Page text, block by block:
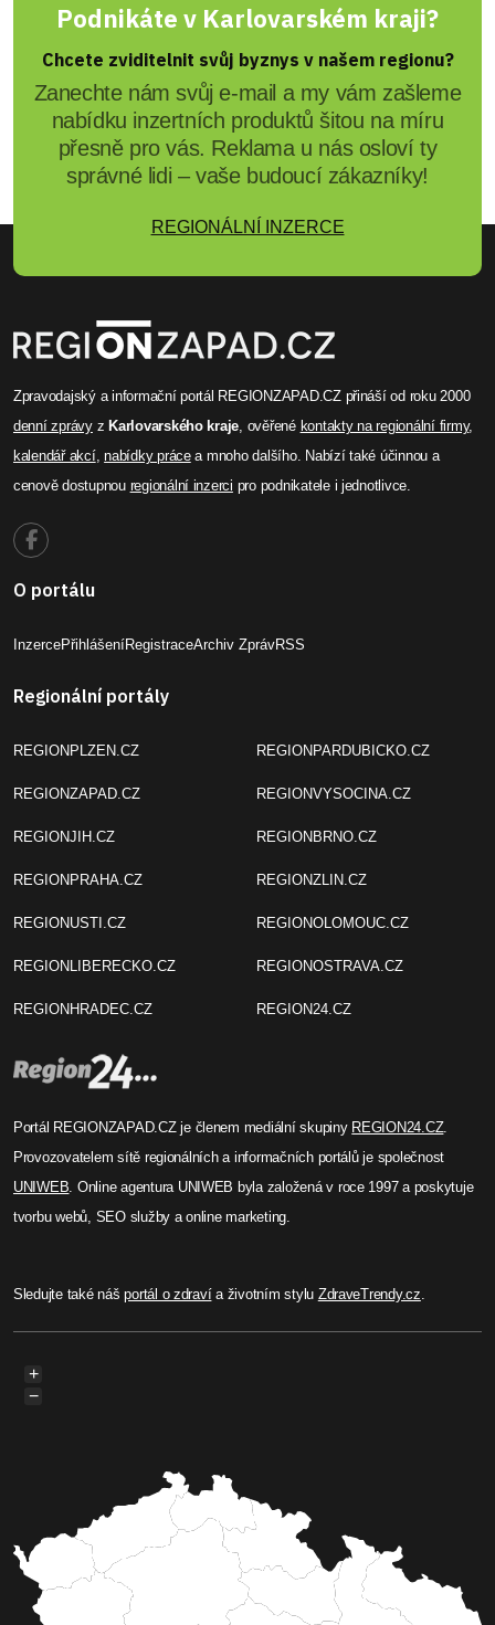
Podnikáte v Karlovarském kraji?
Chcete zviditelnit svůj byznys v našem regionu?
Zanechte nám svůj e-mail a my vám zašleme
nabídku inzertních produktů šitou na míru
přesně pro vás. Reklama u nás osloví ty
správné lidi – vaše budoucí zákazníky!
REGIONÁLNÍ INZERCE
Zpravodajský a informační portál REGIONZAPAD.CZ přináší od roku 2000
denní zprávyz Karlovarského kraje , ověřené kontakty na regionální firmy,
kalendář akcí,nabídky prácea mnoho dalšího. Nabízí také účinnou a
cenově dostupnou regionální inzerci pro podnikatele i jednotlivce.
O portálu
InzercePřihlášeníRegistraceArchiv ZprávRSS
Regionální portály
REGIONPLZEN.CZ
REGIONZAPAD.CZ
REGIONJIH.CZ
REGIONPRAHA.CZ
REGIONUSTI.CZ
REGIONLIBERECKO.CZ
REGIONHRADEC.CZ
REGIONPARDUBICKO.CZ
REGIONVYSOCINA.CZ
REGIONBRNO.CZ
REGIONZLIN.CZ
REGIONOLOMOUC.CZ
REGIONOSTRAVA.CZ
REGION24.CZ
Portál REGIONZAPAD.CZ je členem mediální skupiny REGION24.CZ.
Provozovatelem sítě regionálních a informačních portálů je společnost
UNIWEB . Online agentura UNIWEB byla založená v roce 1997 a poskytuje
tvorbu webů, SEO služby a online marketing.
Sledujte také nášportál o zdravía životním stylu ZdraveTrendy.cz
+
−